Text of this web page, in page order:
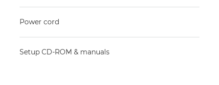
Power cord
Setup CD-ROM & manuals